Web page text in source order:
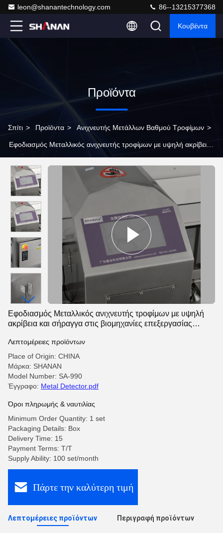
leon@shanantechnology.com 86--13215377368
Κουβέντα
Προϊόντα
Σπίτι > Προϊόντα > Ανιχνευτής Μετάλλων Βαθμού Τροφίμων >
Εφοδιασμός Μεταλλικός ανιχνευτής τροφίμων με υψηλή ακρίβεια
Εφοδιασμός Μεταλλικός ανιχνευτής τροφίμων με υψηλή
ακρίβεια και σήραγγα στις βιομηχανίες επεξεργασίας
Λεπτομέρειες προϊόντων
Place of Origin: CHINA
Μάρκα: SHANAN
Model Number: SA-990
Έγγραφο: Metal Detector.pdf
Όροι πληρωμής & ναυτιλίας
Minimum Order Quantity: 1 set
Packaging Details: Box
Delivery Time: 15
Payment Terms: T/T
Supply Ability: 100 set/month
Πάρτε την καλύτερη τιμή
Λεπτομέρειες προϊόντων Περιγραφή προϊόντων